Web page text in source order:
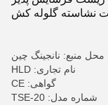
محل منبع: نانجینگ چین
نام تجاری: HLD
گواهی: CE
شماره مدل: TSE-20